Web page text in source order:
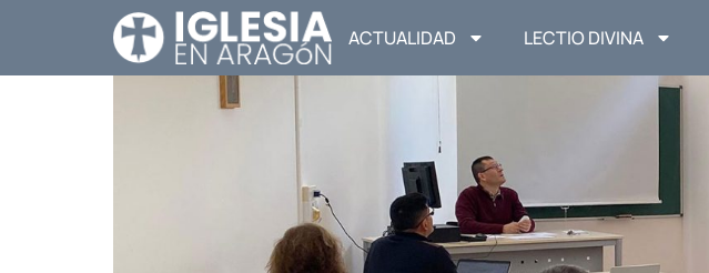
ACTUALIDAD LECTIO DIVINA